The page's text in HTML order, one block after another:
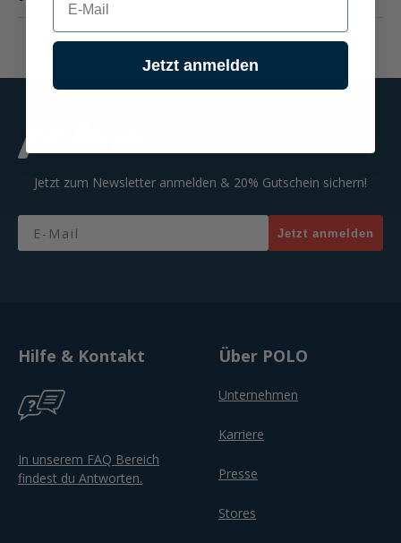
Jetzt zum Newsletter anmelden & 20% Gutschein sichern!
Email
Jetzt anmelden
Hilfe & Kontakt
In unserem FAQ Bereich
findest du Antworten.
Über POLO
Unternehmen
Karriere
Presse
Stores
Jetzt anmelden